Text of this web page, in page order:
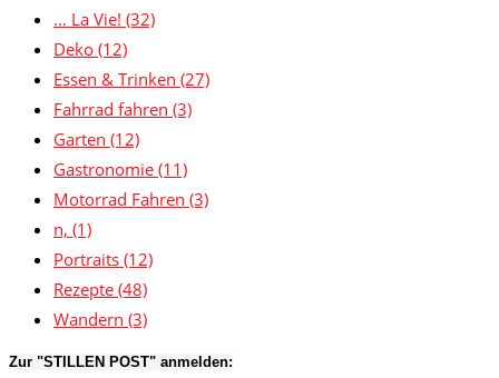
… La Vie! (32)
Deko (12)
Essen & Trinken (27)
Fahrrad fahren (3)
Garten (12)
Gastronomie (11)
Motorrad Fahren (3)
n, (1)
Portraits (12)
Rezepte (48)
Wandern (3)
Zur "STILLEN POST" anmelden: